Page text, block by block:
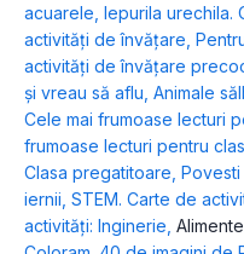
acuarele Iepurila urechila.
activități de învățare
activități de învățare
și vreau să aflu Animale
Cele mai frumoase lecturi
frumoase lecturi pentru
Clasa pregatitoare
iernii STEM. Carte de
activități: Inginerie